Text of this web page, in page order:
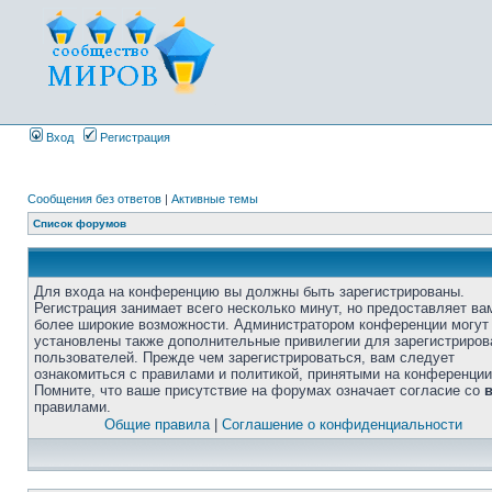
Вход Регистрация
Сообщения без ответов | Активные темы
Список форумов
Для входа на конференцию вы должны быть зарегистрированы.
Регистрация занимает всего несколько минут, но предоставляет
более широкие возможности. Администратором конференции
установлены также дополнительные привилегии для
пользователей. Прежде чем зарегистрироваться, вам следует
ознакомиться с правилами и политикой, принятыми на
Помните, что ваше присутствие на форумах означает согласие со
правилами.
Общие правила| Соглашение о конфиденциальности